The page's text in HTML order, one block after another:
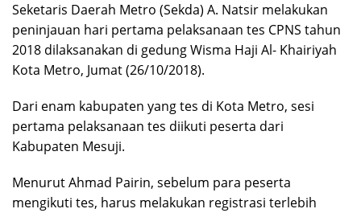
Seketaris Daerah Metro (Sekda) A. Natsir melakukan
peninjauan hari pertama pelaksanaan tes CPNS tahun
2018 dilaksanakan di gedung Wisma Haji Al- Khairiyah
Kota Metro, Jumat (26/10/2018).
Dari enam kabupaten yang tes di Kota Metro, sesi
pertama pelaksanaan tes diikuti peserta dari
Kabupaten Mesuji.
Menurut Ahmad Pairin, sebelum para peserta
mengikuti tes, harus melakukan registrasi terlebih